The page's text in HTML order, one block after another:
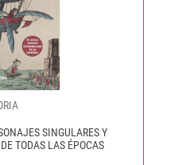
SINGULARES Y
TODAS LAS ÉPOCAS